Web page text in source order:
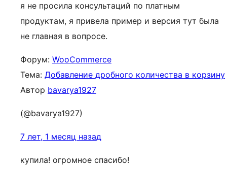
я не просила консультаций по платным
продуктам, я привела пример и версия тут была
не главная в вопросе.
Форум: WooCommerce
Тема: Добавление дробного количества в корзину
Автор bavarya1927
(@bavarya1927)
7 лет, 1 месяц назад
купила! огромное спасибо!